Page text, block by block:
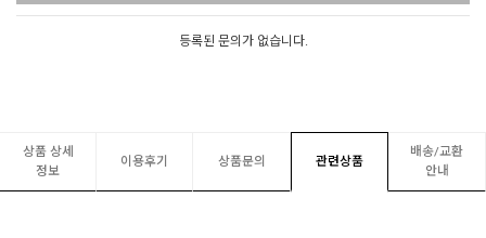
등록된 문의가 없습니다.
상품 상세
정보
이용후기 상품문의 관련상품
배송/교환
안내